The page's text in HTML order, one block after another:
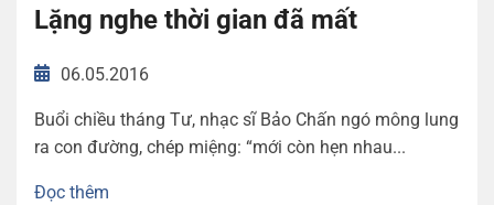
Lặng nghe thời gian đã mất
06.05.2016
Buổi chiều tháng Tư, nhạc sĩ Bảo Chấn ngó mông lung
ra con đường, chép miệng: “mới còn hẹn nhau...
Đọc thêm